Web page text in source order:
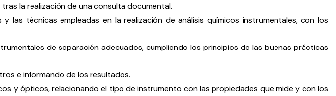
la realización de una consulta documental.
técnicas empleadas en la realización de análisis químicos instrumentales, con los
de separación adecuados, cumpliendo los principios de las buenas prácticas
e informando de los resultados.
y ópticos, relacionando el tipo de instrumento con las propiedades que mide y con los